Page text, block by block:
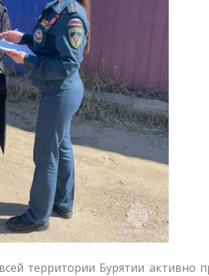
территории Бурятии активно